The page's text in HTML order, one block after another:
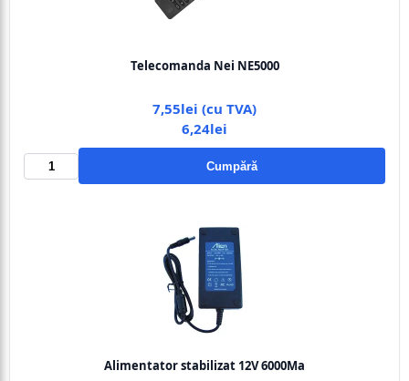
Telecomanda Nei NE5000
7,55lei (cu TVA)
6,24lei
Cumpără
Alimentator stabilizat 12V 6000Ma